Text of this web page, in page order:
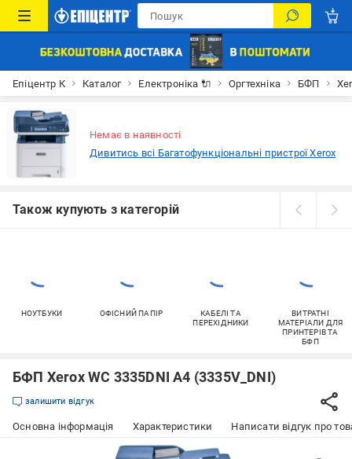
Епіцентр К Каталог Електроніка 🔌 Оргтехніка БФП
Немає в наявності
Дивитись всі Багатофункціональні пристрої Xerox
Також купують з категорій
НОУТБУКИ ОФІСНИЙ ПАПІР
КАБЕЛІ ТА
ПЕРЕХІДНИКИ
ВИТРАТНІ
МАТЕРІАЛИ ДЛЯ
ПРИНТЕРІВ ТА
БФП
БФП Xerox WC 3335DNI А4 (3335V_DNI)
залишити відгук
Основна інформація Характеристики Написати відгук про